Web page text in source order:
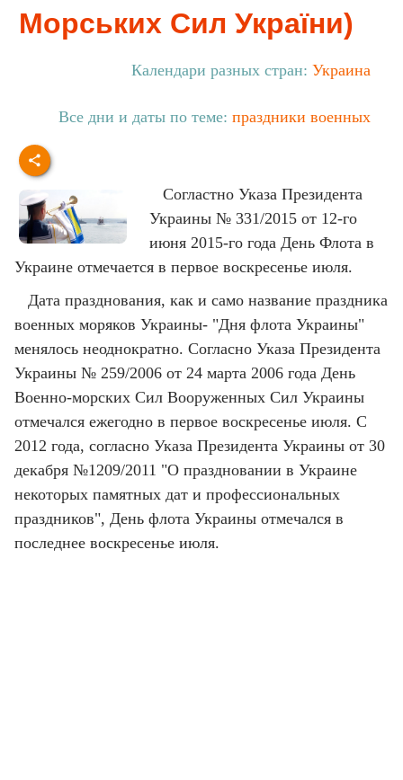
Морських Сил України)
Календари разных стран: Украина
Все дни и даты по теме: праздники военных
Согластно Указа Президента
Украины № 331/2015 от 12-го
июня 2015-го года День Флота в
Украине отмечается в первое воскресенье июля.
Дата празднования, как и само название праздника
военных моряков Украины- "Дня флота Украины"
менялось неоднократно. Согласно Указа Президента
Украины № 259/2006 от 24 марта 2006 года День
Военно-морских Сил Вооруженных Сил Украины
отмечался ежегодно в первое воскресенье июля. С
2012 года, согласно Указа Президента Украины от 30
декабря №1209/2011 "О праздновании в Украине
некоторых памятных дат и профессиональных
праздников", День флота Украины отмечался в
последнее воскресенье июля.